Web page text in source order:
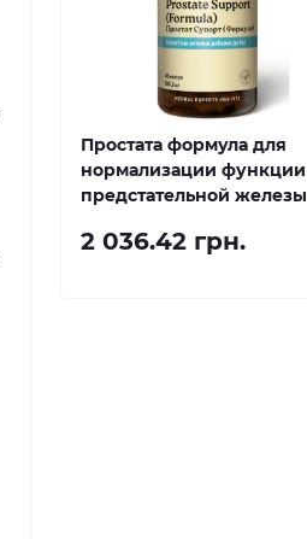
Простата формула для
нормализации функции
предстательной железы
2 036.42 грн.